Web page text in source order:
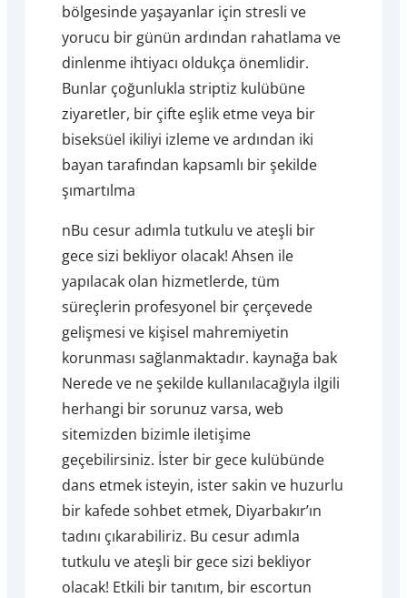
bölgesinde yaşayanlar için stresli ve
yorucu bir günün ardından rahatlama ve
dinlenme ihtiyacı oldukça önemlidir.
Bunlar çoğunlukla striptiz kulübüne
ziyaretler, bir çifte eşlik etme veya bir
biseksüel ikiliyi izleme ve ardından iki
bayan tarafından kapsamlı bir şekilde
şımartılma
nBu cesur adımla tutkulu ve ateşli bir
gece sizi bekliyor olacak! Ahsen ile
yapılacak olan hizmetlerde, tüm
süreçlerin profesyonel bir çerçevede
gelişmesi ve kişisel mahremiyetin
korunması sağlanmaktadır. kaynağa bak
Nerede ve ne şekilde kullanılacağıyla ilgili
herhangi bir sorunuz varsa, web
sitemizden bizimle iletişime
geçebilirsiniz. İster bir gece kulübünde
dans etmek isteyin, ister sakin ve huzurlu
bir kafede sohbet etmek, Diyarbakır’ın
tadını çıkarabiliriz. Bu cesur adımla
tutkulu ve ateşli bir gece sizi bekliyor
olacak! Etkili bir tanıtım, bir escortun